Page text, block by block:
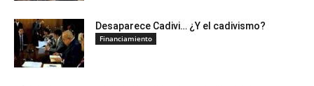
Desaparece Cadivi… ¿Y el cadivismo?
Financiamiento